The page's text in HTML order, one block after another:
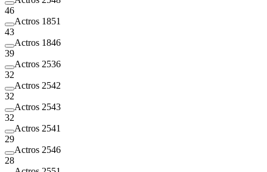
46
Actros 1851
43
Actros 1846
39
Actros 2536
32
Actros 2542
32
Actros 2543
32
Actros 2541
29
Actros 2546
28